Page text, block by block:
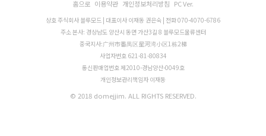
홈으로 이용약관 개인정보처리방침 PC Ver.
상호 주식회사 블루모드 | 대표이사 이재동 권은숙 | 전화 070-4070-6786
주소 본사: 경상남도 양산시 동면 가산3길 8 블루모드물류센터
중국지사:广州市番禺区星河湾小区1栋2梯
사업자번호 621-81-80834
통신판매업번호 제2010-경남양산-0049호
개인정보관리책임자 이재동
© 2018 domejjim. ALL RIGHTS RESERVED.